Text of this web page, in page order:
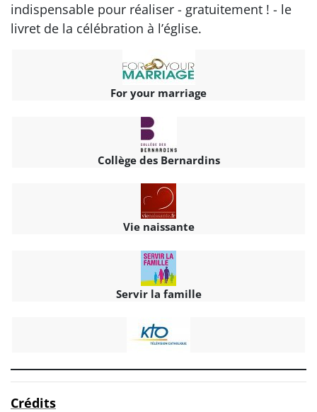
indispensable pour réaliser - gratuitement ! - le
livret de la célébration à l’église.
For your marriage
Collège des Bernardins
Vie naissante
Servir la famille
Crédits